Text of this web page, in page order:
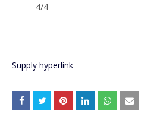
4/4
Supply hyperlink